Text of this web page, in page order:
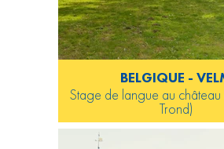
BELGIQUE -
Stage de langue au château
Trond)